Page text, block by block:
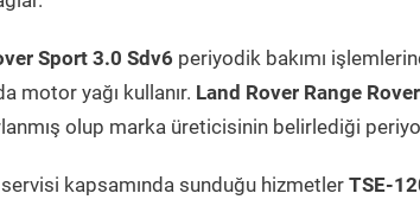
Sport 3.0 Sdv6 periyodik bakımı
motor yağı kullanır. Land Rover Range
olup marka üreticisinin belirlediği
servisi kapsamında sunduğu hizmetler TSE-